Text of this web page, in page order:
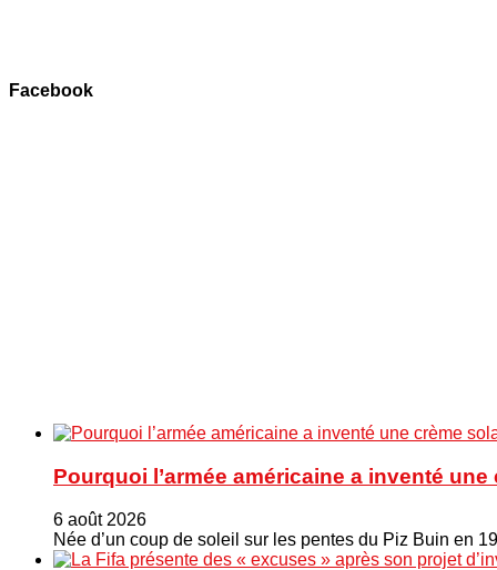
Facebook
Pourquoi l’armée américaine a inventé une
6 août 2026
Née d’un coup de soleil sur les pentes du Piz Buin en